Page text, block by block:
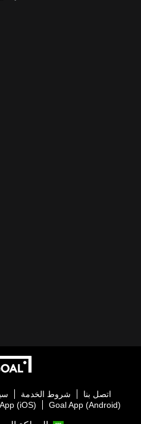
اتصل بنا شروط الخدمة
Goal App (Android)
(iOS)